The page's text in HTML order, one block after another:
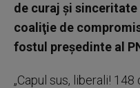
de curaj şi sinceritate
coaliţie de
fostul președinte al
„Capul sus, liberali!